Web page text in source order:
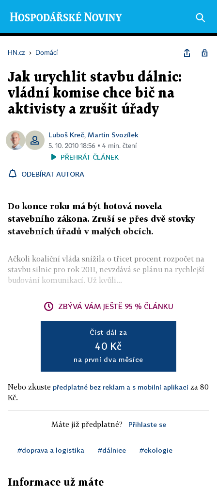
HN.cz › Domácí
Jak urychlit stavbu dálnic:
vládní komise chce bič na
aktivisty a zrušit úřady
Luboš Kreč, Martin Svozílek
5. 10. 2010 18:56 ▪ 4 min. čtení
PŘEHRÁT ČLÁNEK
ODEBÍRAT AUTORA
Do konce roku má být hotová novela
stavebního zákona. Zruší se přes dvě stovky
stavebních úřadů v malých obcích.
Ačkoli koaliční vláda snížila o třicet procent rozpočet na
stavbu silnic pro rok 2011, nevzdává se plánu na rychlejší
budování komunikací. Už kvůli...
ZBÝVÁ VÁM JEŠTĚ 95 % ČLÁNKU
Číst dál za
40 Kč
na první dva měsíce
Nebo zkuste předplatné bez reklam a s mobilní aplikací za 80
Kč.
Máte již předplatné? Přihlaste se
#doprava a logistika #dálnice #ekologie
Informace už máte